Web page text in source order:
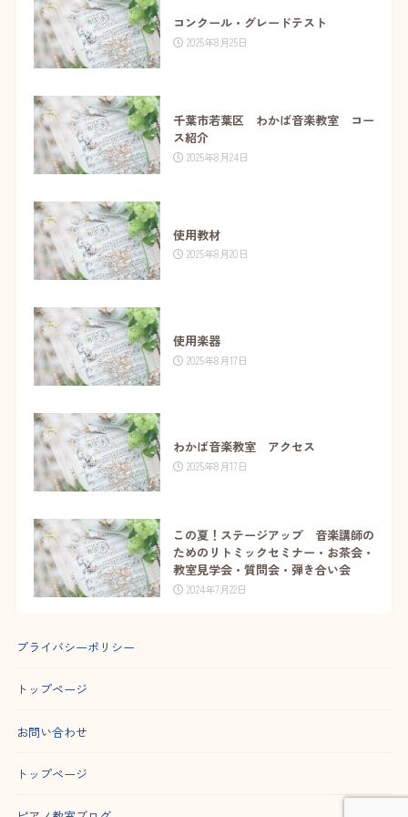
コンクール・グレードテスト
2025年8月25日
千葉市若葉区 わかば音楽教室 コー
ス紹介
2025年8月24日
使用教材
2025年8月20日
使用楽器
2025年8月17日
わかば音楽教室 アクセス
2025年8月17日
この夏！ステージアップ 音楽講師の
ためのリトミックセミナー・お茶会・
教室見学会・質問会・弾き合い会
2024年7月22日
プライバシーポリシー
トップページ
お問い合わせ
トップページ